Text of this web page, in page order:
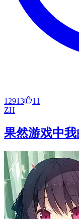
12913
11
ZH
果然游戏中